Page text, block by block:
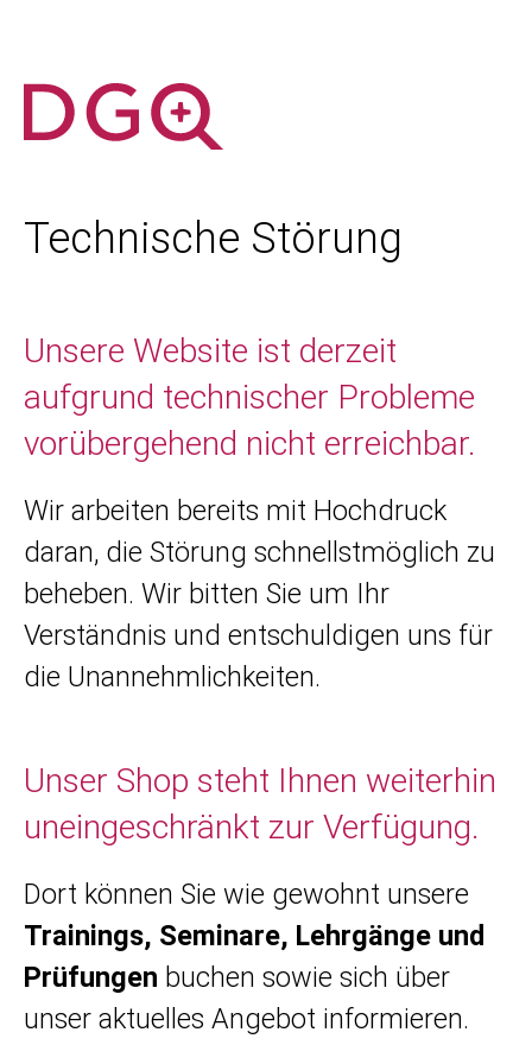
Technische Störung
Unsere Website ist derzeit
aufgrund technischer Probleme
vorübergehend nicht erreichbar.
Wir arbeiten bereits mit Hochdruck
daran, die Störung schnellstmöglich zu
beheben. Wir bitten Sie um Ihr
Verständnis und entschuldigen uns für
die Unannehmlichkeiten.
Unser Shop steht Ihnen weiterhin
uneingeschränkt zur Verfügung.
Dort können Sie wie gewohnt unsere
Trainings, Seminare, Lehrgänge und
Prüfungen buchen sowie sich über
unser aktuelles Angebot informieren.